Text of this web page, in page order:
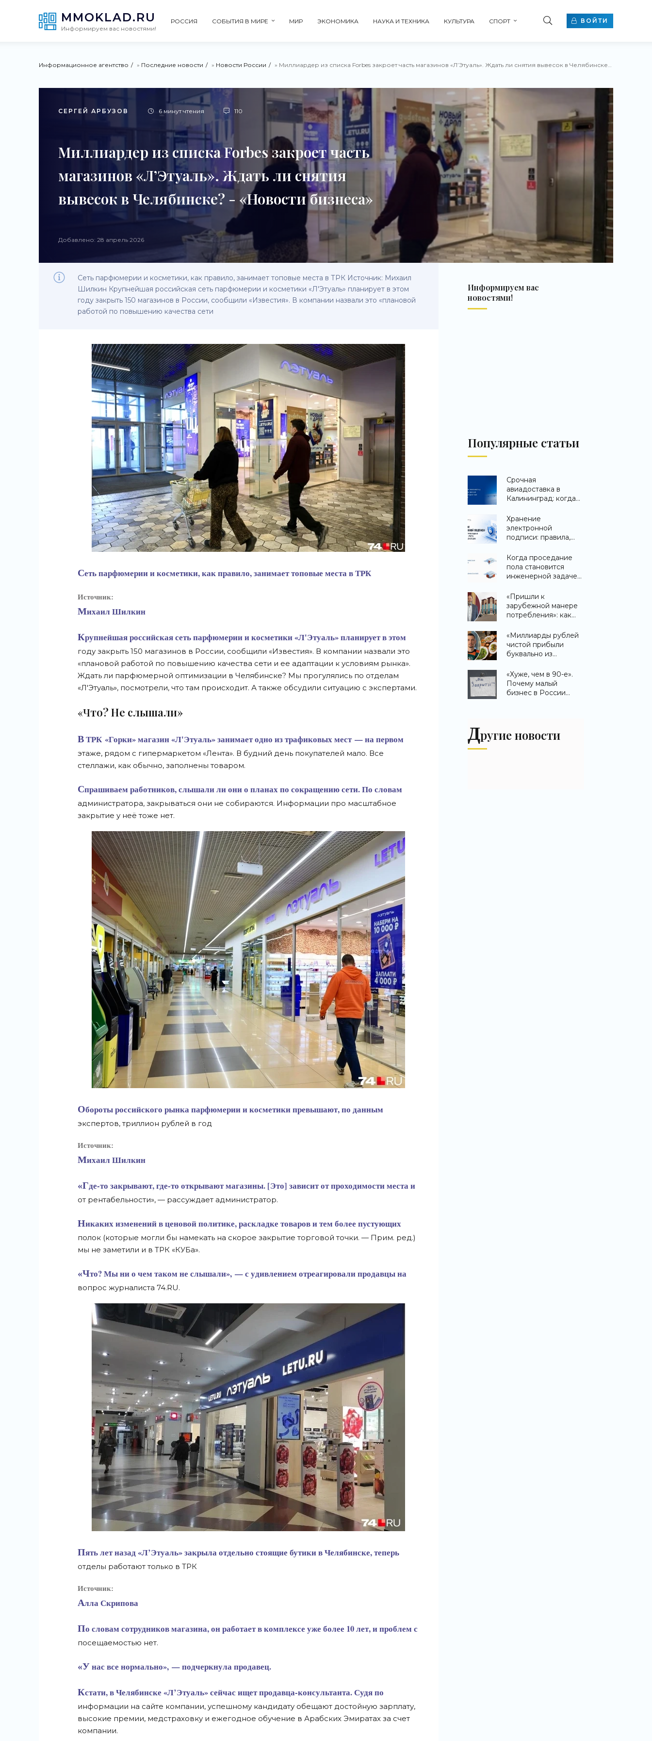
MMOKLAD.RU
Информируем вас новостями!
РОССИЯ СОБЫТИЯ В МИРЕ МИР ЭКОНОМИКА НАУКА И ТЕХНИКА КУЛЬТУРА СПОРТ ВОЙТИ
Информационное агентство » Последние новости » Новости России » Миллиардер из списка Forbes закроет часть магазинов «Л’Этуаль». Ждать ли снятия вывесок в Челябинске? - «Новости бизнеса»
СЕРГЕЙ АРБУЗОВ 6 минут чтения 110
Миллиардер из списка Forbes закроет часть
магазинов «Л’Этуаль». Ждать ли снятия
вывесок в Челябинске? - «Новости бизнеса»
Добавлено: 28 апрель 2026
Сеть парфюмерии и косметики, как правило, занимает топовые места в ТРК Источник: Михаил
Шилкин Крупнейшая российская сеть парфюмерии и косметики «Л'Этуаль» планирует в этом
году закрыть 150 магазинов в России, сообщили «Известия». В компании назвали это «плановой
работой по повышению качества сети
Сеть парфюмерии и косметики, как правило, занимает топовые места в ТРК
Источник:
Михаил Шилкин
Крупнейшая российская сеть парфюмерии и косметики «Л'Этуаль» планирует в этом
году закрыть 150 магазинов в России, сообщили «Известия». В компании назвали это
«плановой работой по повышению качества сети и ее адаптации к условиям рынка».
Ждать ли парфюмерной оптимизации в Челябинске? Мы прогулялись по отделам
«Л'Этуаль», посмотрели, что там происходит. А также обсудили ситуацию с экспертами.
«Что? Не слышали»
В ТРК «Горки» магазин «Л'Этуаль» занимает одно из трафиковых мест — на первом
этаже, рядом с гипермаркетом «Лента». В будний день покупателей мало. Все
стеллажи, как обычно, заполнены товаром.
Спрашиваем работников, слышали ли они о планах по сокращению сети. По словам
администратора, закрываться они не собираются. Информации про масштабное
закрытие у неё тоже нет.
Обороты российского рынка парфюмерии и косметики превышают, по данным
экспертов, триллион рублей в год
Источник:
Михаил Шилкин
«Где-то закрывают, где-то открывают магазины. [Это] зависит от проходимости места и
от рентабельности», — рассуждает администратор.
Никаких изменений в ценовой политике, раскладке товаров и тем более пустующих
полок (которые могли бы намекать на скорое закрытие торговой точки. — Прим. ред.)
мы не заметили и в ТРК «КУБа».
«Что? Мы ни о чем таком не слышали», — с удивлением отреагировали продавцы на
вопрос журналиста 74.RU.
Пять лет назад «Л’Этуаль» закрыла отдельно стоящие бутики в Челябинске, теперь
отделы работают только в ТРК
Источник:
Алла Скрипова
По словам сотрудников магазина, он работает в комплексе уже более 10 лет, и проблем с
посещаемостью нет.
«У нас все нормально», — подчеркнула продавец.
Кстати, в Челябинске «Л’Этуаль» сейчас ищет продавца-консультанта. Судя по
информации на сайте компании, успешному кандидату обещают достойную зарплату,
высокие премии, медстраховку и ежегодное обучение в Арабских Эмиратах за счет
компании.
Информируем вас
новостями!
Популярные статьи
Срочная
авиадоставка в
Калининград: когда
Хранение
электронной
подписи: правила,
порядок учета ЭЦП в
организации
Когда проседание
пола становится
инженерной задачей,
дефектом
«Пришли к
зарубежной манере
потребления»: как
изменятся из-за
давления
маркетплейсов -
«Миллиарды рублей
чистой прибыли
буквально из
стране резко
подорожала доставка
еды - «Новости
«Хуже, чем в 90-е».
Почему малый
бизнес в России
Другие новости